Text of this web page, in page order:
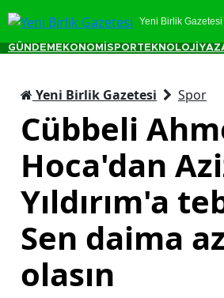
Yeni Birlik Gazetesi
GÜNDEM EKONOMİ SPORTEKNOLOJİ
Yeni Birlik Gazetesi Spor
Cübbeli
Hoca'dan
Yıldırım'a
Sen daima
olasın